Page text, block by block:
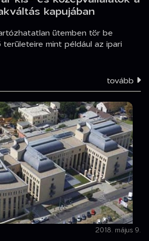
kapujában
ütemben tör be
mint például az ipari
tovább
2018. május 9.